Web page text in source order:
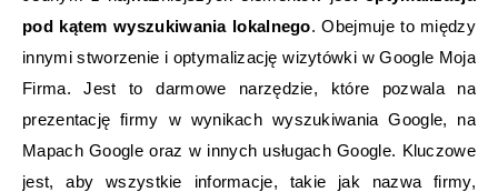
pod kątem wyszukiwania lokalnego. Obejmuje to między
innymi stworzenie i optymalizację wizytówki w Google Moja
Firma. Jest to darmowe narzędzie, które pozwala na
prezentację firmy w wynikach wyszukiwania Google, na
Mapach Google oraz w innych usługach Google. Kluczowe
jest, aby wszystkie informacje, takie jak nazwa firmy,